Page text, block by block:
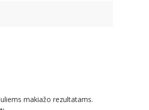
makiažo rezultatams.